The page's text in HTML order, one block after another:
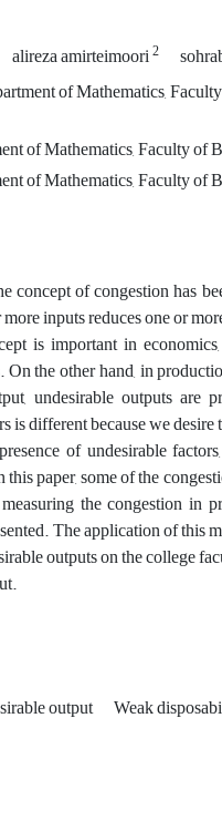
alireza amirteimoori2
of Mathematics,
of Mathematics, Faculty of
of Mathematics, Faculty
concept of congestion has
inputs reduces one or
is important in
On the other hand, in
undesirable outputs are
is different because we
of undesirable
this paper, some of the
the congestion in
The application of this
outputs on the college
output Weak